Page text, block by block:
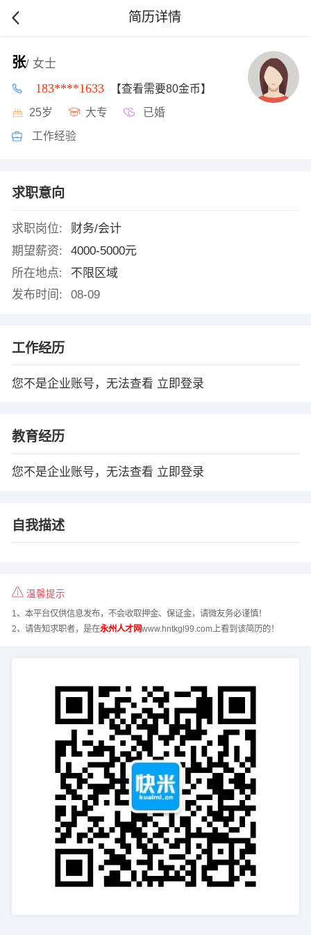
简历详情
张/ 女士
183****1633 【查看需要80金币】
25岁 大专 已婚
工作经验
求职意向
求职岗位:
财务/会计
期望薪资:
4000-5000元
所在地点:
不限区域
发布时间:
08-09
工作经历
您不是企业账号，无法查看 立即登录
教育经历
您不是企业账号，无法查看 立即登录
自我描述
温馨提示
1、本平台仅供信息发布，不会收取押金、保证金，请微友务必谨慎！
2、请告知求职者，是在永州人才网www.hntkgl99.com上看到该简历的！